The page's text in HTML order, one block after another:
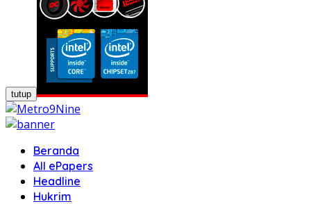
tutup
Beranda
All ePapers
Headline
Hukrim